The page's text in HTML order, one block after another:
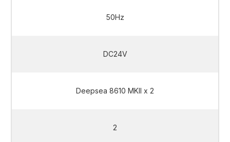
50Hz
DC24V
Deepsea 8610 MKII x 2
2